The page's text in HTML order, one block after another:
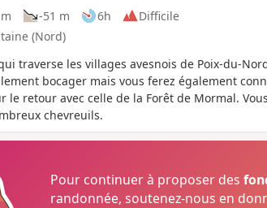
-51 m 6h
Difficile
(Nord)
traverse les villages avesnois de Poix-du-
bocager mais vous ferez également
le retour avec celle de la Forêt de Mormal.
chevreuils.
Pour continuer à proposer des
randonnée, soutenez-nous en